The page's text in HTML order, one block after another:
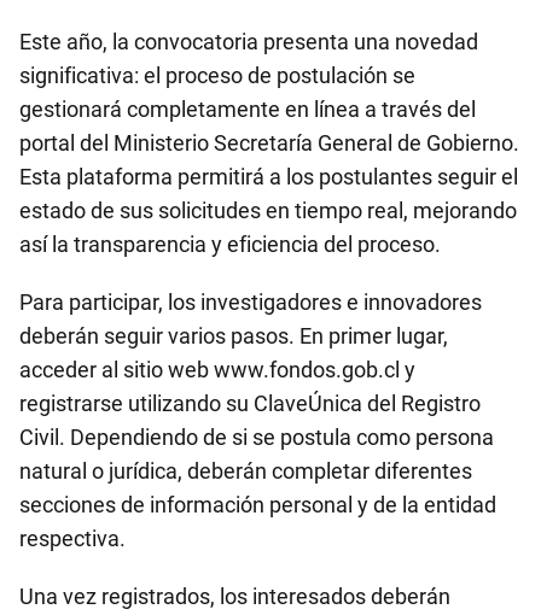
Este año, la convocatoria presenta una novedad
significativa: el proceso de postulación se
gestionará completamente en línea a través del
portal del Ministerio Secretaría General de Gobierno.
Esta plataforma permitirá a los postulantes seguir el
estado de sus solicitudes en tiempo real, mejorando
así la transparencia y eficiencia del proceso.
Para participar, los investigadores e innovadores
deberán seguir varios pasos. En primer lugar,
acceder al sitio web www.fondos.gob.cl y
registrarse utilizando su ClaveÚnica del Registro
Civil. Dependiendo de si se postula como persona
natural o jurídica, deberán completar diferentes
secciones de información personal y de la entidad
respectiva.
Una vez registrados, los interesados deberán